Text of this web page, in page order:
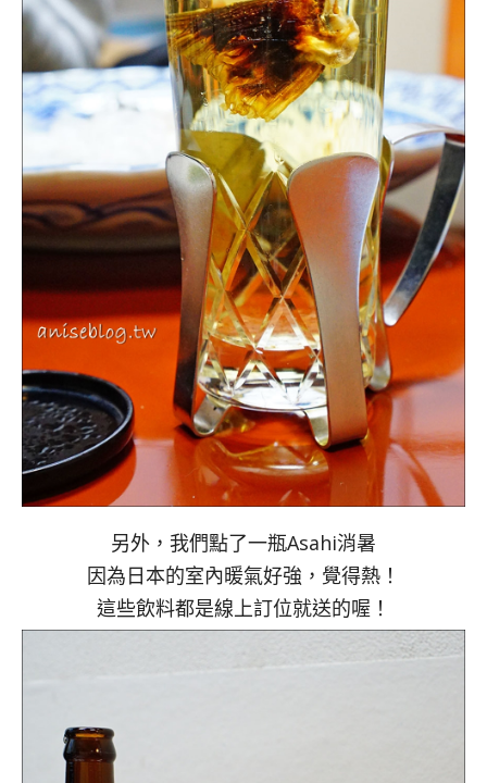
另外，我們點了一瓶Asahi消暑
因為日本的室內暖氣好強，覺得熱！
這些飲料都是線上訂位就送的喔！